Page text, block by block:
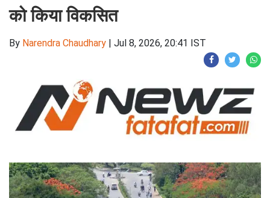
को किया विकसित
By Narendra Chaudhary | Jul 8, 2026, 20:41 IST